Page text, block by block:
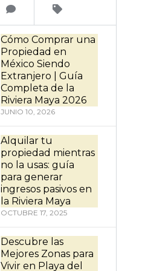
Cómo Comprar una
Propiedad en
México Siendo
Extranjero | Guía
Completa de la
Riviera Maya 2026
JUNIO 10, 2026
Alquilar tu
propiedad mientras
no la usas: guía
para generar
ingresos pasivos en
la Riviera Maya
OCTUBRE 17, 2025
Descubre las
Mejores Zonas para
Vivir en Playa del